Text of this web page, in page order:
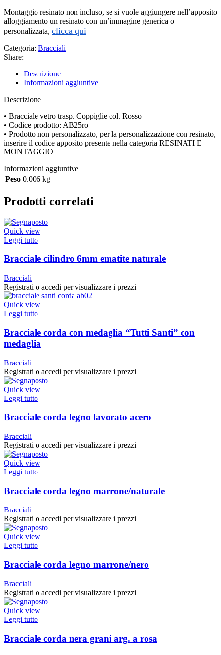
Montaggio resinato non incluso, se si vuole aggiungere nell’apposito
alloggiamento un resinato con un’immagine generica o
personalizzata, clicca qui
Categoria: Bracciali
Share:
Descrizione
Informazioni aggiuntive
Descrizione
• Bracciale vetro trasp. Coppiglie col. Rosso
• Codice prodotto: AB25ro
• Prodotto non personalizzato, per la personalizzazione con resinato,
inserire il codice apposito presente nella categoria RESINATI E
MONTAGGIO
Informazioni aggiuntive
Peso 0,006 kg
Prodotti correlati
Quick view
Leggi tutto
Bracciale cilindro 6mm ematite naturale
Bracciali
Registrati o accedi per visualizzare i prezzi
Quick view
Leggi tutto
Bracciale corda con medaglia “Tutti Santi” con
medaglia
Bracciali
Registrati o accedi per visualizzare i prezzi
Quick view
Leggi tutto
Bracciale corda legno lavorato acero
Bracciali
Registrati o accedi per visualizzare i prezzi
Quick view
Leggi tutto
Bracciale corda legno marrone/naturale
Bracciali
Registrati o accedi per visualizzare i prezzi
Quick view
Leggi tutto
Bracciale corda legno marrone/nero
Bracciali
Registrati o accedi per visualizzare i prezzi
Quick view
Leggi tutto
Bracciale corda nera grani arg. a rosa